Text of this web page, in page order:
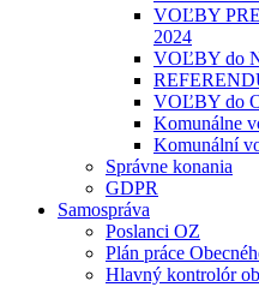
VOĽBY
2024
VOĽBY do
VOĽBY do
Komunálne
Komunální
Správne konania
GDPR
Samospráva
Poslanci OZ
Plán práce
Hlavný kontrolór